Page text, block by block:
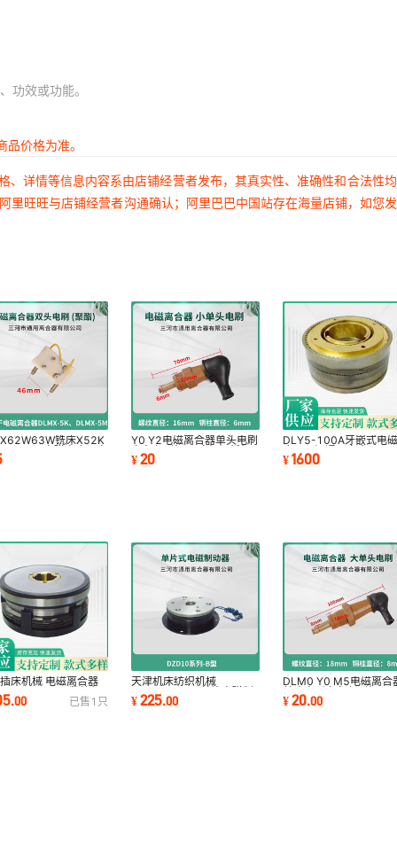
功效或功能。
价格为准。
详情等信息内容系由店铺经营者发布，其真实性、准确性和合法性
旺旺与店铺经营者沟通确认；阿里巴巴中国站存在海量店铺，如您
铣床X52K
400电磁离合器电
XA5032碳刷
Y0 Y2电磁离合器单头电刷
立车印刷机 压痕机切纸机
铣床碳刷
¥20
DLY5-100A牙嵌式电
合器三河通用离合器
DC24V天津机床电器配
¥1600
床机械 电磁离合器
16 DC24V数控机
天津机床电器
.00 已售 1 只
天津机床纺织机械
DZD10-0.4B 单片电磁制
动器24V 三河通用机床配
¥225.00
DLM0 Y0 M5电磁离合
单头电刷立车印刷机 压
机切纸机 铣床碳刷
¥20.00